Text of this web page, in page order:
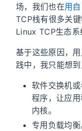
场，我们也在用
TCP栈有很多关
Linux TCP生态系
基于这些原因，
践中，我只能想
软件交换机
程序，让应
内核。
专用负载均